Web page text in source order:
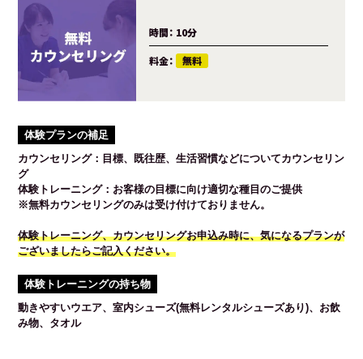
時間： 10分
料金： 無料
体験プランの補足
カウンセリング：目標、既往歴、生活習慣などについてカウンセリン
グ
体験トレーニング：お客様の目標に向け適切な種目のご提供
※無料カウンセリングのみは受け付けておりません。
体験トレーニング、カウンセリングお申込み時に、気になるプランが
ございましたらご記入ください。
体験トレーニングの持ち物
動きやすいウエア、室内シューズ(無料レンタルシューズあり)、お飲
み物、タオル